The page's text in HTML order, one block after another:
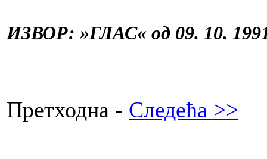
ИЗВОР: »ГЛАС« од 09. 10.
Претходна - Следећа >>